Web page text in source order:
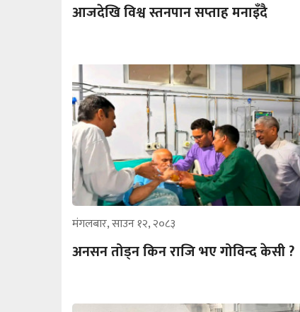
आजदेखि विश्व स्तनपान सप्ताह मनाइँदै
मंगलबार, साउन १२, २०८३
अनसन तोड्न किन राजि भए गोविन्द केसी ?